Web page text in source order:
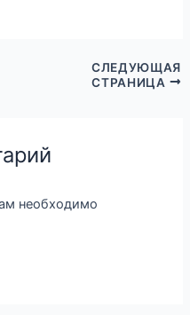
СЛЕДУЮЩАЯ
СТРАНИЦА
необходимо